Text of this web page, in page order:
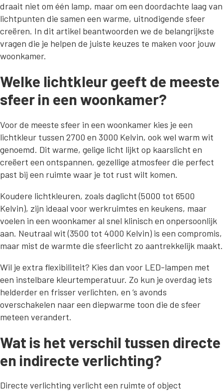
draait niet om één lamp, maar om een doordachte laag van
lichtpunten die samen een warme, uitnodigende sfeer
creëren. In dit artikel beantwoorden we de belangrijkste
vragen die je helpen de juiste keuzes te maken voor jouw
woonkamer.
Welke lichtkleur geeft de meeste
sfeer in een woonkamer?
Voor de meeste sfeer in een woonkamer kies je een
lichtkleur tussen 2700 en 3000 Kelvin, ook wel warm wit
genoemd. Dit warme, gelige licht lijkt op kaarslicht en
creëert een ontspannen, gezellige atmosfeer die perfect
past bij een ruimte waar je tot rust wilt komen.
Koudere lichtkleuren, zoals daglicht (5000 tot 6500
Kelvin), zijn ideaal voor werkruimtes en keukens, maar
voelen in een woonkamer al snel klinisch en onpersoonlijk
aan. Neutraal wit (3500 tot 4000 Kelvin) is een compromis,
maar mist de warmte die sfeerlicht zo aantrekkelijk maakt.
Wil je extra flexibiliteit? Kies dan voor LED-lampen met
een instelbare kleurtemperatuur. Zo kun je overdag iets
helderder en frisser verlichten, en ‘s avonds
overschakelen naar een diepwarme toon die de sfeer
meteen verandert.
Wat is het verschil tussen directe
en indirecte verlichting?
Directe verlichting verlicht een ruimte of object